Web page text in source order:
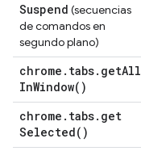
Suspend (secuencias
de comandos en
segundo plano)
chrome . tabs. getAll
InWindow( )
chrome . tabs. get
Selected( )